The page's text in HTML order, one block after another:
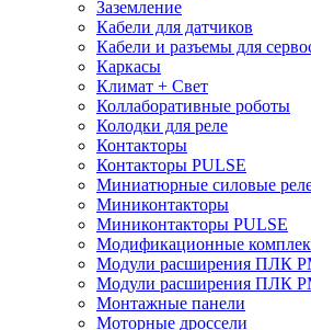
Заземление
Кабели для датчиков
Кабели и разъемы для
Каркасы
Климат + Свет
Коллаборативные роботы
Колодки для реле
Контакторы
Контакторы PULSE
Миниатюрные силовые
Миниконтакторы
Миниконтакторы PULSE
Модификационные
Модули расширения ПЛК
Модули расширения ПЛК
Монтажные панели
Моторные дроссели